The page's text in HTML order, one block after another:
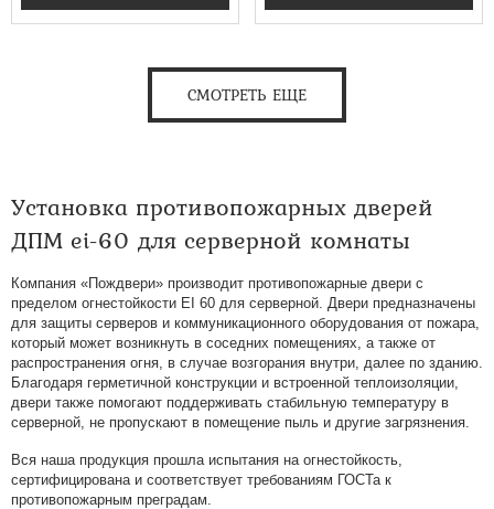
СМОТРЕТЬ ЕЩЕ
Установка противопожарных дверей
ДПМ ei-60 для серверной комнаты
Компания «Пождвери» производит противопожарные двери с
пределом огнестойкости EI 60 для серверной. Двери предназначены
для защиты серверов и коммуникационного оборудования от пожара,
который может возникнуть в соседних помещениях, а также от
распространения огня, в случае возгорания внутри, далее по зданию.
Благодаря герметичной конструкции и встроенной теплоизоляции,
двери также помогают поддерживать стабильную температуру в
серверной, не пропускают в помещение пыль и другие загрязнения.
Вся наша продукция прошла испытания на огнестойкость,
сертифицирована и соответствует требованиям ГОСТа к
противопожарным преградам.